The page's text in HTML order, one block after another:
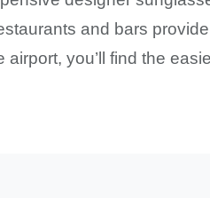
and bars
you’ll find the